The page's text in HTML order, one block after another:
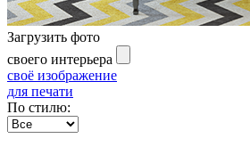
Загрузить фото
своего интерьера
своё изображение
для печати
По стилю: